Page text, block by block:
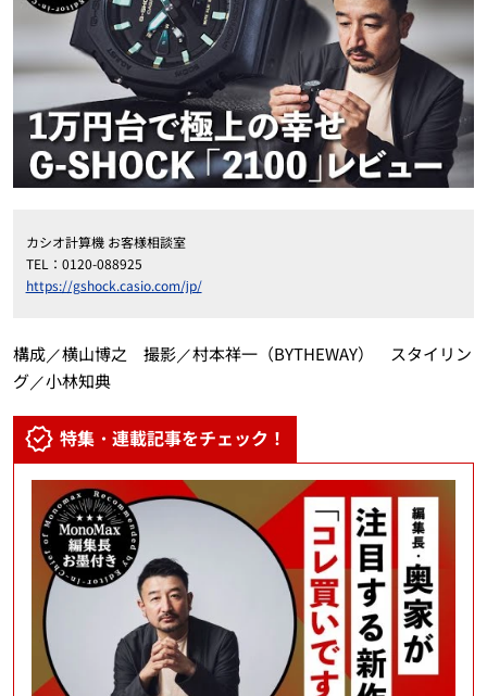
カシオ計算機 お客様相談室
TEL：0120-088925
https://gshock.casio.com/jp/
構成／横山博之 撮影／村本祥一（BYTHEWAY） スタイリン
グ／小林知典
特集・連載記事をチェック！